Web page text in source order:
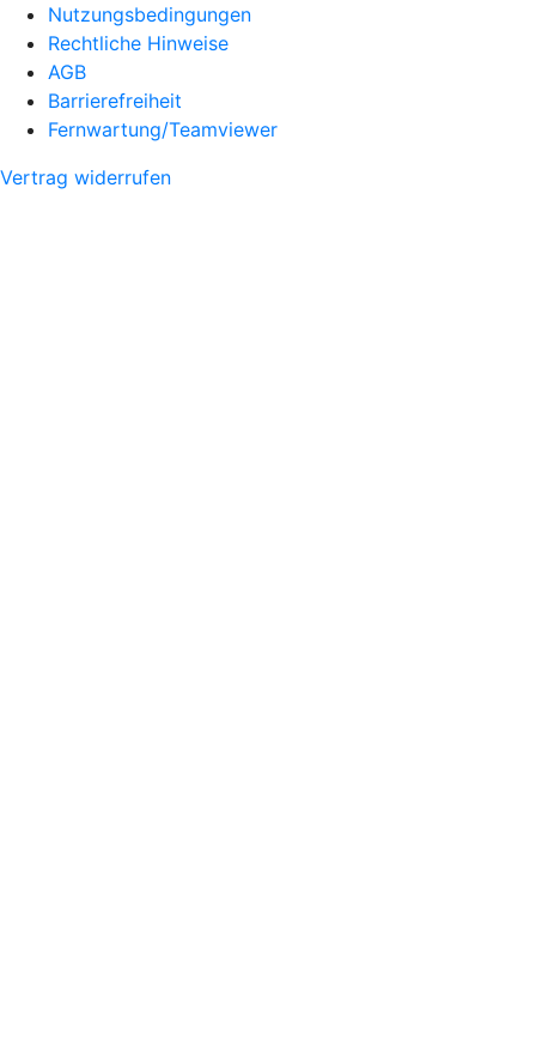
Nutzungsbedingungen
Rechtliche Hinweise
AGB
Barrierefreiheit
Fernwartung/Teamviewer
Vertrag widerrufen